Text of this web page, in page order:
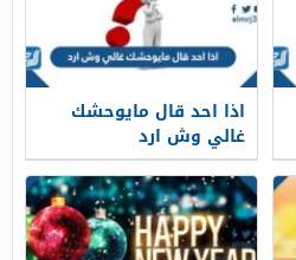
اذا احد قال مايوحشك
غالي وش ارد